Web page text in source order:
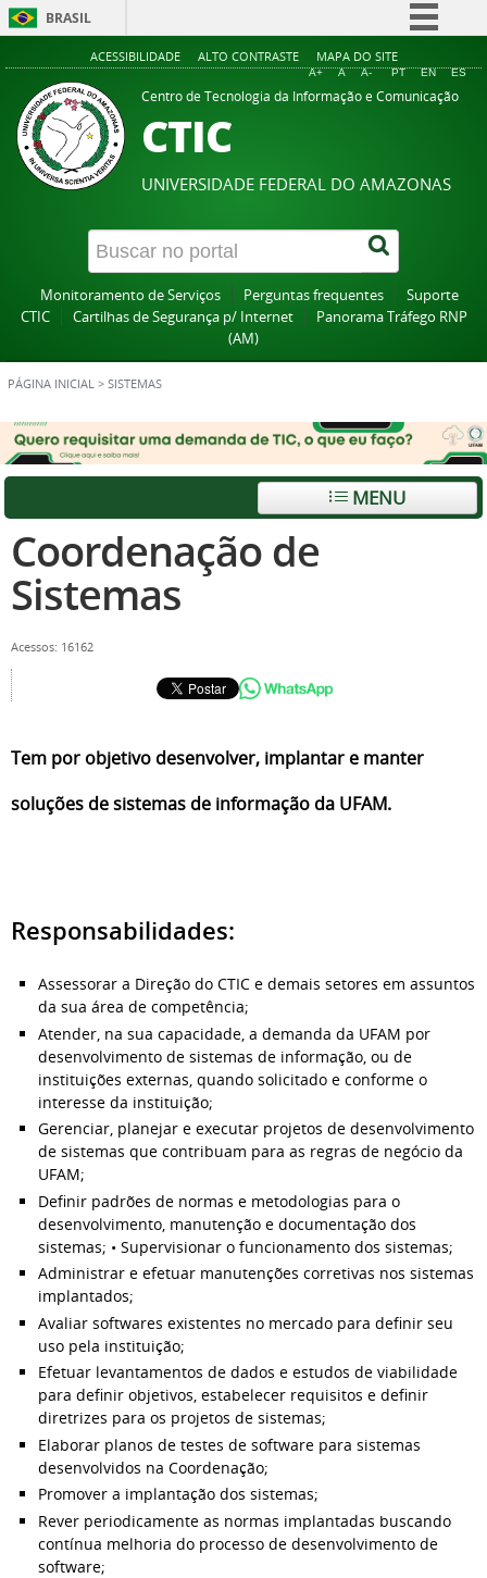
BRASIL
Simplifique!
Comunica BR
Legislação
Canais
ACESSIBILIDADE ALTO CONTRASTE MAPA DO SITE
A+ A A- PT EN ES
Centro de Tecnologia da Informação e Comunicação
CTIC
UNIVERSIDADE FEDERAL DO AMAZONAS
Monitoramento de Serviços Perguntas frequentes
Suporte
CTIC
Cartilhas de Segurança p/ Internet
Panorama Tráfego RNP
(AM)
PÁGINA INICIAL > SISTEMAS
MENU
Coordenação de
Sistemas
Acessos: 16162
Tem por objetivo desenvolver, implantar e manter
soluções de sistemas de informação da UFAM.
Responsabilidades:
Assessorar a Direção do CTIC e demais setores em assuntos
da sua área de competência;
Atender, na sua capacidade, a demanda da UFAM por
desenvolvimento de sistemas de informação, ou de
instituições externas, quando solicitado e conforme o
interesse da instituição;
Gerenciar, planejar e executar projetos de desenvolvimento
de sistemas que contribuam para as regras de negócio da
UFAM;
Definir padrões de normas e metodologias para o
desenvolvimento, manutenção e documentação dos
sistemas; • Supervisionar o funcionamento dos sistemas;
Administrar e efetuar manutenções corretivas nos sistemas
implantados;
Avaliar softwares existentes no mercado para definir seu
uso pela instituição;
Efetuar levantamentos de dados e estudos de viabilidade
para definir objetivos, estabelecer requisitos e definir
diretrizes para os projetos de sistemas;
Elaborar planos de testes de software para sistemas
desenvolvidos na Coordenação;
Promover a implantação dos sistemas;
Rever periodicamente as normas implantadas buscando
contínua melhoria do processo de desenvolvimento de
software;